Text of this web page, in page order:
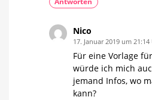
Nico
17. Januar 2019 um 21:14
Für eine Vorlage
würde ich mich
jemand Infos, wo
kann?